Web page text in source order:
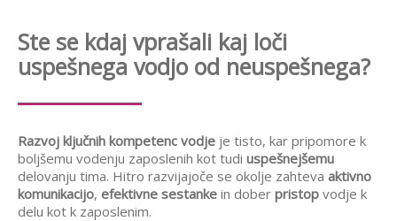
Ste se kdaj vprašali kaj loči
uspešnega vodjo od neuspešnega?
Razvoj ključnih kompetenc vodje je tisto, kar pripomore k
boljšemu vodenju zaposlenih kot tudi uspešnejšemu
delovanju tima. Hitro razvijajoče se okolje zahteva aktivno
komunikacijo, efektivne sestanke in dober pristop vodje k
delu kot k zaposlenim.